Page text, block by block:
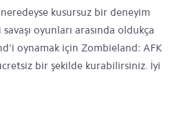
kusursuz bir deneyim
oyunları arasında oldukça
oynamak için Zombieland: AFK
bir şekilde kurabilirsiniz. İyi